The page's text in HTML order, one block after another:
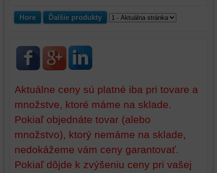
Hore Ďalšie produkty
Aktuálne ceny sú platné iba pri tovare a
množstve, ktoré máme na sklade.
Pokiaľ objednáte tovar (alebo
množstvo), ktorý nemáme na sklade,
nedokážeme vám ceny garantovať.
Pokiaľ dôjde k zvýšeniu ceny pri vašej
alebo
používať
a/alebo
tretích
strán,
widgety
atď.